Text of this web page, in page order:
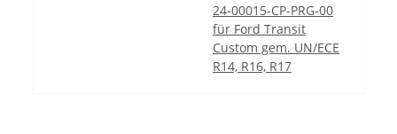
24-00015-CP-PRG-00
für Ford Transit
Custom gem. UN/ECE
R14, R16, R17